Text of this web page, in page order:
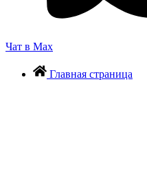
Чат в Max
Главная страница